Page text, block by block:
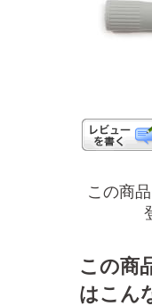
この商
この商
はこん